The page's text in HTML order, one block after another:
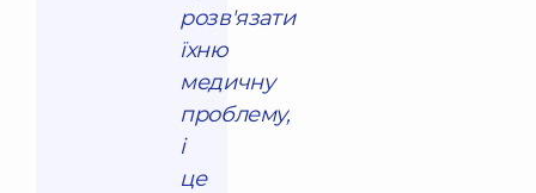
розв'язати
їхню
медичну
проблему,
і
це